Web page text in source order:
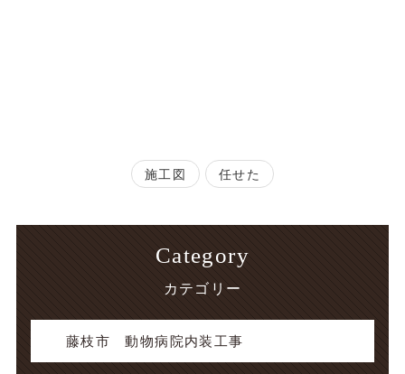
施工図 任せた
Category
カテゴリー
藤枝市 動物病院内装工事